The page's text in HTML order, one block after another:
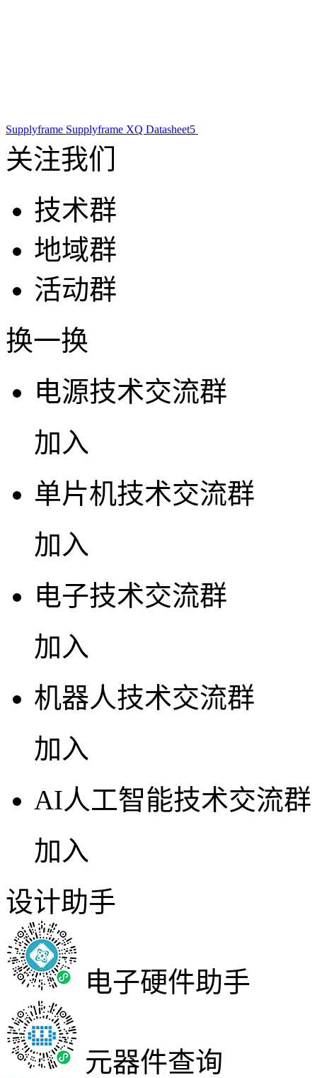
Supplyframe Supplyframe XQ Datasheet5
关注我们
技术群
地域群
活动群
换一换
电源技术交流群
加入
单片机技术交流群
加入
电子技术交流群
加入
机器人技术交流群
加入
AI人工智能技术交流群
加入
设计助手
电子硬件助手
元器件查询